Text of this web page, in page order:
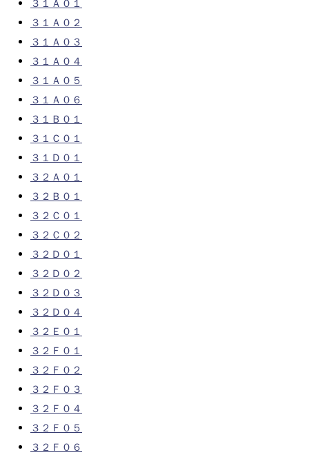
３１Ａ０１
３１Ａ０２
３１Ａ０３
３１Ａ０４
３１Ａ０５
３１Ａ０６
３１Ｂ０１
３１Ｃ０１
３１Ｄ０１
３２Ａ０１
３２Ｂ０１
３２Ｃ０１
３２Ｃ０２
３２Ｄ０１
３２Ｄ０２
３２Ｄ０３
３２Ｄ０４
３２Ｅ０１
３２Ｆ０１
３２Ｆ０２
３２Ｆ０３
３２Ｆ０４
３２Ｆ０５
３２Ｆ０６